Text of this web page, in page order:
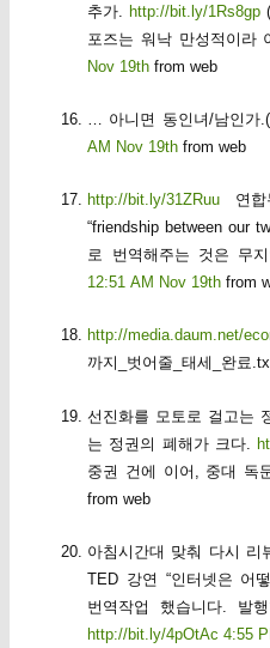
추가. http://bit.ly/1Rs8gp
포즈는 워낙 만성적이라
Nov 19th from web
… 아니면 동인녀/남인가
AM Nov 19th from web
http://bit.ly/31ZRuu 연합
“friendship between our
로 번역해주는 것은 무
12:51 AM Nov 19th from
http://media.daum.net/
까지_벗어줄_태세_완료
선진화를 모토로 걸고는
는 정권의 폐해가 크다.
중권 건에 이어, 중대 독
from web
아침시간대 맞춰 다시 리
TED 강연 “인터넷은 어
번역작업 했습니다. 발
http://bit.ly/4pOtAc 4:55